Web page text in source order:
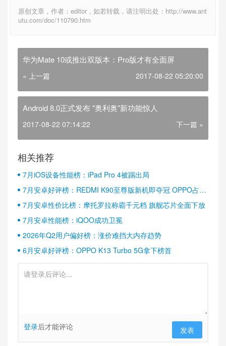
原创文章，作者：editor，如若转载，请注明出处：http://www.ant
utu.com/doc/110790.htm
华为Mate 10或推出双版本：Pro版才有全面屏
« 上一篇 2017-08-22 05:20:00
Android 8.0正式发布 "奥利奥"新功能惊人
2017-08-22 07:14:22 下一篇 »
相关推荐
7月iOS设备性能榜：iPad Pro 4被踢出局
7月安卓好评榜：REDMI K90至尊版新机即夺冠 OPPO占据
半壁江山
7月安卓性价比榜：摩托罗拉称霸千元档 旗舰芯片全面下放
7月安卓性能榜：iQOO成功卫冕
2026年Q2用户偏好榜：涨价难挡大内存趋势
6月安卓好评榜：OPPO K13 Turbo 5G拿下榜首
登录后才能评论 发表